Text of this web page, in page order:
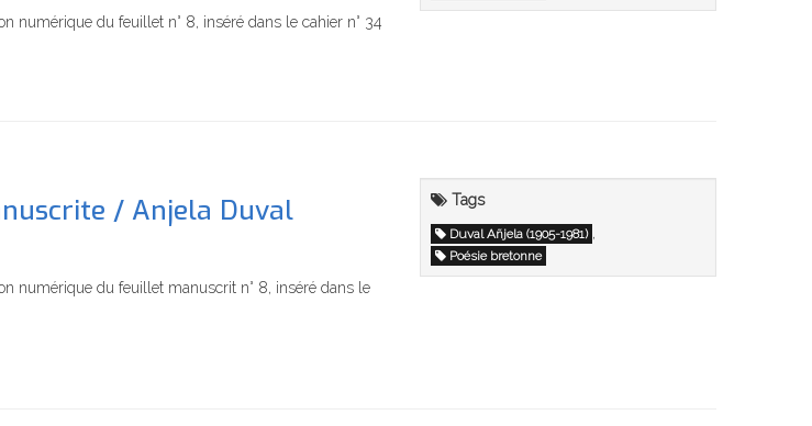
numérique du feuillet n° 8, inséré dans le cahier n° 34
/ Anjela Duval
numérique du feuillet manuscrit n° 8, inséré dans le
Tags
Duval Añjela (1905-1981) ,
Poésie bretonne